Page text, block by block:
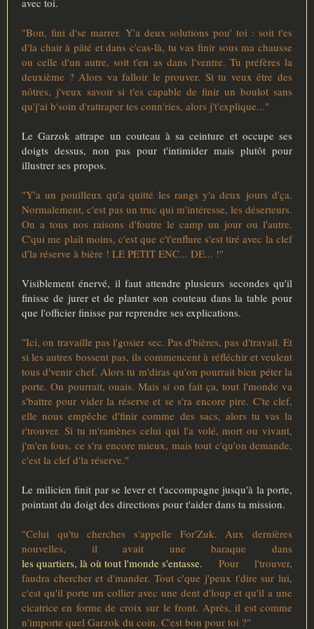
"Bon, fini d'se marrer. Y'a deux solutions pou' toi : soit t'es
d'la chair à pâté et dans c'cas-là, tu vas finir sous ma chausse
ou celle d'un autre, soit t'en as dans l'ventre. Tu préfères la
deuxième ? Alors va falloir le prouver. Si tu veux être des
nôtres, j'veux savoir si t'es capable de finir un boulot sans
qu'j'ai b'soin d'rattraper tes conn'ries, alors j't'explique..."
Le Garzok attrape un couteau à sa ceinture et occupe ses
doigts dessus, non pas pour t'intimider mais plutôt pour
illustrer ses propos.
"Y'a un pouilleux qu'a quitté les rangs y'a deux jours d'ça.
Normalement, c'est pas un truc qui m'intéresse, les déserteurs.
On a tous nos raisons d'foutre le camp un jour ou l'autre.
C'qui me plaît moins, c'est que c't'enflure s'est tiré avec la clef
d'la réserve à bière ! LE PETIT ENC... DE... !"
Visiblement énervé, il faut attendre plusieurs secondes qu'il
finisse de jurer et de planter son couteau dans la table pour
que l'officier finisse par reprendre ses explications.
"Ici, on travaille pas l'gosier sec. Pas d'bières, pas d'travail. Et
si les autres bossent pas, ils commencent à réfléchir et veulent
tous d'venir chef. Alors tu m'diras qu'on pourrait bien péter la
porte. On pourrait, ouais. Mais si on fait ça, tout l'monde va
s'battre pour vider la réserve et se s'ra encore pire. C'te clef,
elle nous empêche d'finir comme des sacs, alors tu vas la
r'trouver. Si tu m'ramènes celui qui l'a volé, mort ou vivant,
j'm'en fous, ce s'ra encore mieux, mais tout c'qu'on demande,
c'est la clef d'la réserve."
Le milicien finit par se lever et t'accompagne jusqu'à la porte,
pointant du doigt des directions pour t'aider dans ta mission.
"Celui qu'tu cherches s'appelle For'Zuk. Aux dernières
nouvelles, il avait une baraque dans
les quartiers, là où tout l'monde s'entasse. Pour l'trouver,
faudra chercher et d'mander. Tout c'que j'peux t'dire sur lui,
c'est qu'il porte un collier avec une dent d'loup et qu'il a une
cicatrice en forme de croix sur le front. Après, il est comme
n'importe quel Garzok du coin. C'est bon pour toi ?"